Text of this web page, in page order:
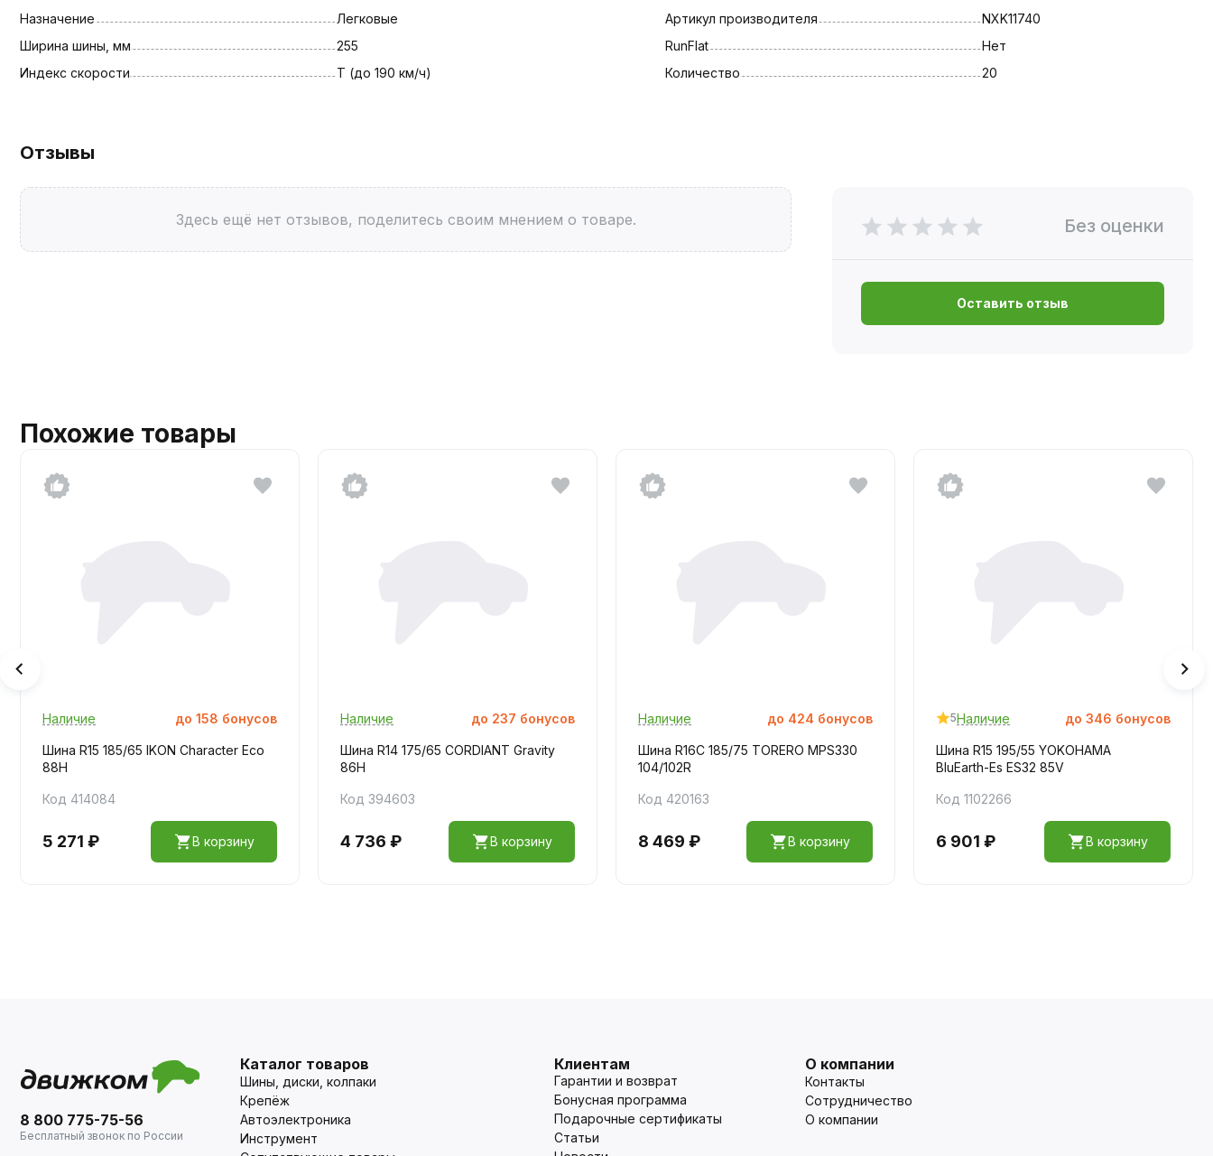
Назначение
Легковые
Ширина шины, мм
255
Индекс скорости
T (до 190 км/ч)
Артикул производителя
NXK11740
RunFlat
Нет
Количество
20
Отзывы
Здесь ещё нет отзывов, поделитесь своим мнением о товаре. Без оценки
Оставить отзыв
Похожие товары
Наличие до 158 бонусов
Шина R15 185/65 IKON Character Eco
88H
Код 414084
5 271 ₽ В корзину
Наличие до 237 бонусов
Шина R14 175/65 CORDIANT Gravity
86Н
Код 394603
4 736 ₽ В корзину
Наличие до 424 бонусов
Шина R16C 185/75 TORERO MPS330
104/102R
Код 420163
8 469 ₽ В корзину
5Наличие до 346 бонусов
Шина R15 195/55 YOKOHAMA
BluEarth-Es ES32 85V
Код 1102266
6 901 ₽ В корзину
8 800 775-75-56
Бесплатный звонок по России
Каталог товаров
Шины, диски, колпаки
Крепёж
Автоэлектроника
Инструмент
Клиентам
Гарантии и возврат
Бонусная программа
Подарочные сертификаты
Статьи
О компании
Контакты
Сотрудничество
О компании